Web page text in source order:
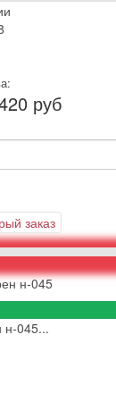
руб
заказ
н-045...